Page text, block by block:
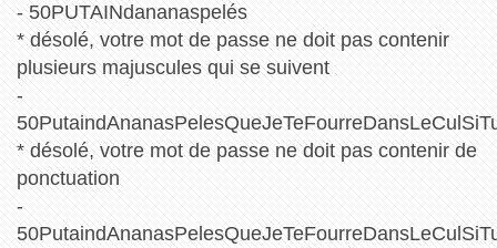
- 50PUTAINdananaspelés
* désolé, votre mot de passe ne doit pas contenir
plusieurs majuscules qui se suivent
-
* désolé, votre mot de passe ne doit pas contenir de
ponctuation
-